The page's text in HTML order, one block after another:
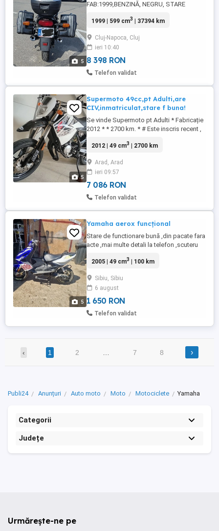
5
FAB:1999,BENZINĂ, NEGRU, STARE
DETALII LA NR DE TELEFON !!!
1999 | 599 cm3 | 37394 km
Cluj-Napoca, Cluj
ieri 10:40
8 398 RON
Telefon validat
5
Supermoto 49cc,pt Adulti,are
CIV,inmatriculat,stare f buna!
Se vinde Supermoto pt Adulti * Fabricație
2012 * * 2700 km. * # Este inscris recent ,
),asigurare la zi ! # Dețin Certificat RAR
Menționez că nu este
rupt,zgâriat,lovit,căzut...sau mai stiu eu ce
! # PENTRU CEI CARE AU DOAR ,,VITEZA"
2012 | 49 cm3 | 2700 km
Arad, Arad
ieri 09:57
7 086 RON
Telefon validat
5
Yamaha aerox funcțional
Stare de functionare bună ,din pacate fara
acte ,mai multe detali la telefon ,scuteru
estetice ,mecanic funcțional
2005 | 49 cm3 | 100 km
Sibiu, Sibiu
6 august
1 650 RON
Telefon validat
‹ 1 2 7 8 ›
Publi24 Anunțuri Auto moto Moto Motociclete Yamaha
Categorii
Județe
Urmărește-ne pe